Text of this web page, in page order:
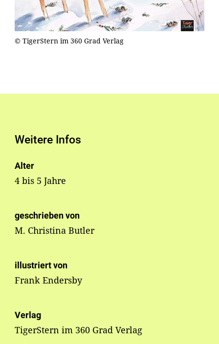
© TigerStern im 360 Grad Verlag
Weitere Infos
Alter
4 bis 5 Jahre
geschrieben von
M. Christina Butler
illustriert von
Frank Endersby
Verlag
TigerStern im 360 Grad Verlag